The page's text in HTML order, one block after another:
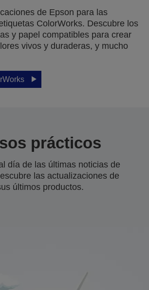
de Epson para las
ColorWorks. Descubre los
y papel compatibles para crear
vivos y duraderas, y mucho
prácticos
día de las últimas noticias de
las actualizaciones de
últimos productos.